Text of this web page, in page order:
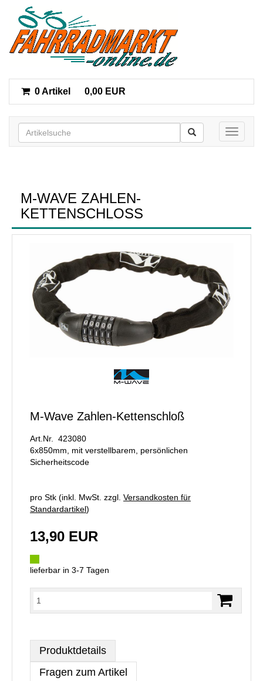
0 Artikel 0,00 EUR
Toggle
M-WAVE ZAHLEN-
KETTENSCHLOSS
M-Wave Zahlen-Kettenschloß
Art.Nr. 423080
6x850mm, mit verstellbarem, persönlichen
Sicherheitscode
pro Stk (inkl. MwSt. zzgl. Versandkosten für
Standardartikel)
13,90 EUR
lieferbar in 3-7 Tagen
Produktdetails
Fragen zum Artikel